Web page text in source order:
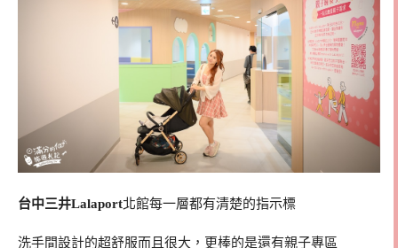
台中三井Lalaport北館每一層都有清楚的指示標
洗手間設計的超舒服而且很大，更棒的是還有親子專區